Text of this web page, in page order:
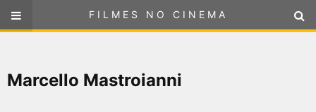
FILMES NO CINEMA
ou selecione sua localização
Marcello Mastroianni
FILMES NO CINEMA